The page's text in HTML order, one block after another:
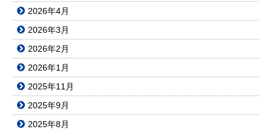
2026年4月
2026年3月
2026年2月
2026年1月
2025年11月
2025年9月
2025年8月